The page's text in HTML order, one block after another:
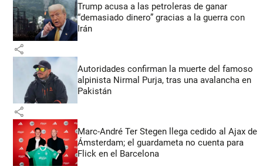
Trump acusa a las petroleras de ganar
“demasiado dinero” gracias a la guerra con
Irán
share
Autoridades confirman la muerte del famoso
alpinista Nirmal Purja, tras una avalancha en
Pakistán
share
Marc-André Ter Stegen llega cedido al Ajax de
Ámsterdam; el guardameta no cuenta para
Flick en el Barcelona